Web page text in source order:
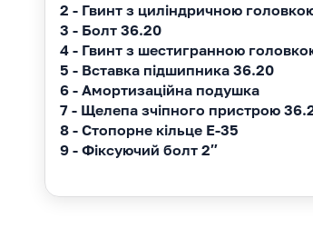
2 - Гвинт з циліндричною
3 - Болт 36.20
4 - Гвинт з шестигранною
5 - Вставка підшипника 36.20
6 - Амортизаційна подушка
7 - Щелепа зчіпного пристрою
8 - Стопорне кільце E-35
9 - Фіксуючий болт 2″